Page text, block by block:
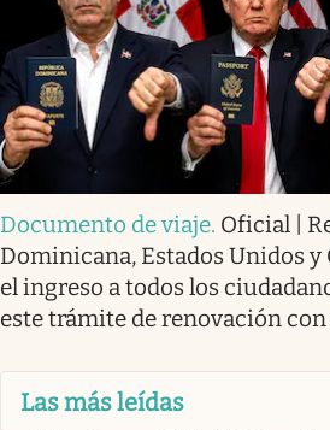
Documento de viaje. Oficial |
Dominicana, Estados Unidos
el ingreso a todos los
este trámite de renovación
Las más leídas